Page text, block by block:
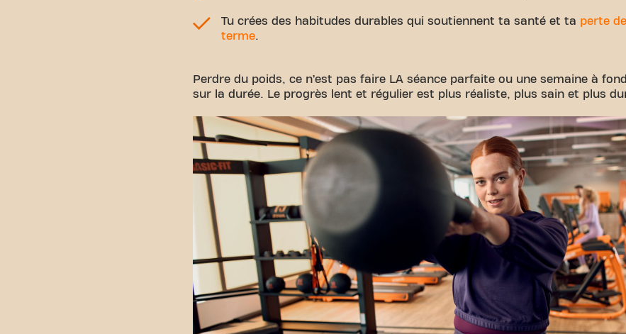
Tu crées des habitudes durables qui soutiennent ta santé et ta perte
terme.
Perdre du poids, ce n’est pas faire LA séance parfaite ou une semaine à
sur la durée. Le progrès lent et régulier est plus réaliste, plus sain et plus